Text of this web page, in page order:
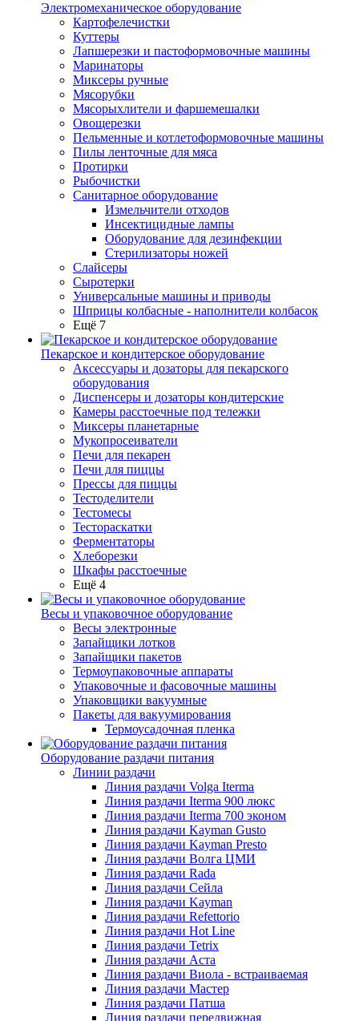
Электромеханическое оборудование
Картофелечистки
Куттеры
Лапшерезки и пастоформовочные машины
Маринаторы
Миксеры ручные
Мясорубки
Мясорыхлители и фаршемешалки
Овощерезки
Пельменные и котлетоформовочные машины
Пилы ленточные для мяса
Протирки
Рыбочистки
Санитарное оборудование
Измельчители отходов
Инсектицидные лампы
Оборудование для дезинфекции
Стерилизаторы ножей
Слайсеры
Сыротерки
Универсальные машины и приводы
Шприцы колбасные - наполнители колбасок
Ещё 7
Пекарское и кондитерское оборудование
Аксессуары и дозаторы для пекарского
оборудования
Диспенсеры и дозаторы кондитерские
Камеры расстоечные под тележки
Миксеры планетарные
Мукопросеиватели
Печи для пекарен
Печи для пиццы
Прессы для пиццы
Тестоделители
Тестомесы
Тестораскатки
Ферментаторы
Хлеборезки
Шкафы расстоечные
Ещё 4
Весы и упаковочное оборудование
Весы электронные
Запайщики лотков
Запайщики пакетов
Термоупаковочные аппараты
Упаковочные и фасовочные машины
Упаковщики вакуумные
Пакеты для вакуумирования
Термоусадочная пленка
Оборудование раздачи питания
Линии раздачи
Линия раздачи Volga Iterma
Линия раздачи Iterma 900 люкс
Линия раздачи Iterma 700 эконом
Линия раздачи Kayman Gusto
Линия раздачи Kayman Presto
Линия раздачи Волга ЦМИ
Линия раздачи Rada
Линия раздачи Сейла
Линия раздачи Kayman
Линия раздачи Refettorio
Линия раздачи Hot Line
Линия раздачи Tetrix
Линия раздачи Аста
Линия раздачи Виола - встраиваемая
Линия раздачи Мастер
Линия раздачи Патша
Линия раздачи передвижная